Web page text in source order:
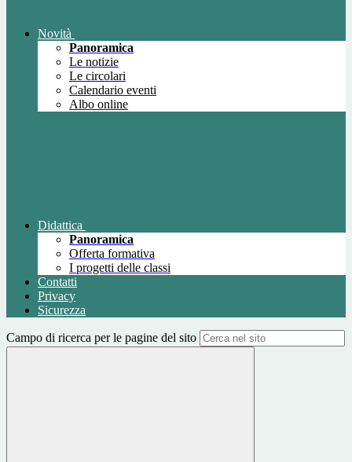
Novità
Panoramica
Le notizie
Le circolari
Calendario eventi
Albo online
Didattica
Panoramica
Offerta formativa
I progetti delle classi
Contatti
Privacy
Sicurezza
Campo di ricerca per le pagine del sito